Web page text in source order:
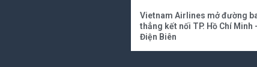
Vietnam Airlines mở đường
thẳng kết nối TP. Hồ Chí Minh
Điện Biên